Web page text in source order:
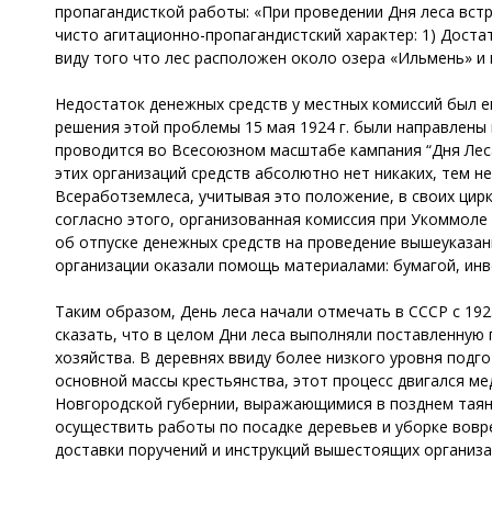
пропагандисткой работы: «При проведении Дня леса
чисто агитационно-пропагандистский характер: 1)
виду того что лес расположен около озера «Ильмень»
Недостаток денежных средств у местных комиссий был
решения этой проблемы 15 мая 1924 г. были
проводится во Всесоюзном масштабе кампания “Дня
этих организаций средств абсолютно нет никаких,
Всеработземлеса, учитывая это положение, в своих
согласно этого, организованная комиссия при
об отпуске денежных средств на проведение
организации оказали помощь материалами: бумагой,
Таким образом, День леса начали отмечать в СССР с
сказать, что в целом Дни леса выполняли
хозяйства. В деревнях ввиду более низкого уровня
основной массы крестьянства, этот процесс двигался
Новгородской губернии, выражающимися в позднем
осуществить работы по посадке деревьев и уборке
доставки поручений и инструкций вышестоящих